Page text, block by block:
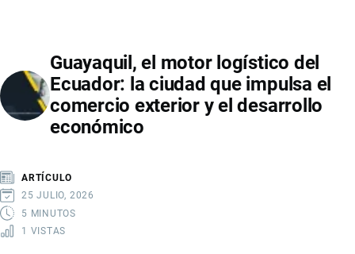
OBRA
DE
$600.000
PARA
MARÍTIMA
Y
OPERACIONES
Guayaquil, el motor logístico del
Ecuador: la ciudad que impulsa el
comercio exterior y el desarrollo
económico
ARTÍCULO
25 JULIO, 2026
5 MINUTOS
1 VISTAS